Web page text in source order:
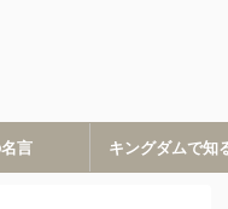
言 キングダムで知